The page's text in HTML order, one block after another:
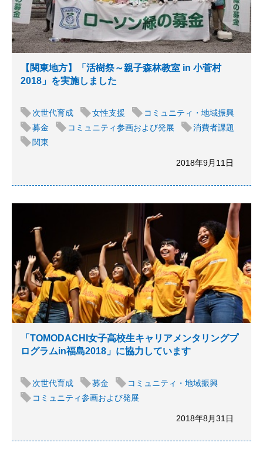
【関東地方】「活樹祭～親子森林教室 in 小菅村
2018」を実施しました
次世代育成 女性支援
コミュニティ・地域振興
募金
コミュニティ参画および発展
消費者課題
関東
2018年9月11日
「TOMODACHI女子高校生キャリアメンタリングプ
ログラムin福島2018」に協力しています
次世代育成 募金
コミュニティ・地域振興
コミュニティ参画および発展
2018年8月31日